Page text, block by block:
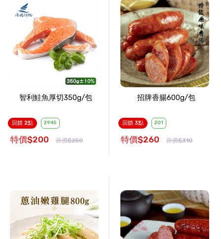
智利鮭魚厚切350g/包
回饋 2點 2945
特價$200 原價$250
招牌香腸600g/包
回饋 3點 201
特價$260 原價$310